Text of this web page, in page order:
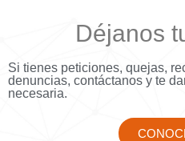
Déjanos
Si tienes peticiones, quejas,
denuncias, contáctanos y te
necesaria.